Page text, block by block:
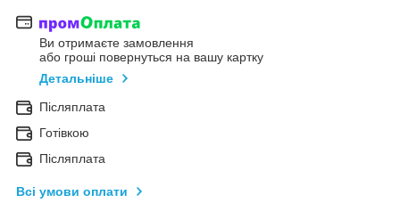
Ви отримаєте замовлення
або гроші повернуться на вашу картку
Детальніше
Післяплата
Готівкою
Післяплата
Всі умови оплати